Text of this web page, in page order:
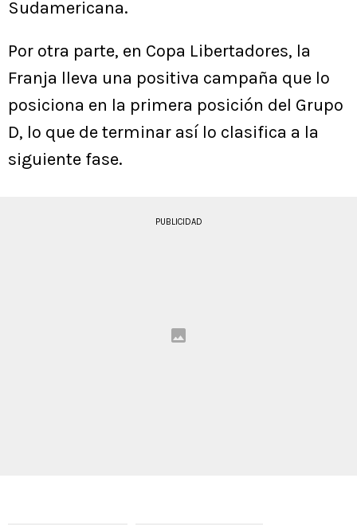
Sudamericana.
Por otra parte, en Copa Libertadores, la
Franja lleva una positiva campaña que lo
posiciona en la primera posición del Grupo
D, lo que de terminar así lo clasifica a la
siguiente fase.
PUBLICIDAD